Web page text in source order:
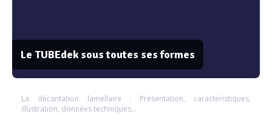
Le TUBEdek sous toutes ses formes
La décantation lamellaire : Présentation, caractéristiques,
illustration, données techniques...